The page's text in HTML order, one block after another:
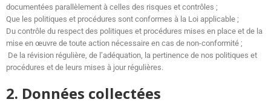
documentées parallèlement à celles des risques et contrôles ;
Que les politiques et procédures sont conformes à la Loi applicable ;
Du contrôle du respect des politiques et procédures mises en place et de la
mise en œuvre de toute action nécessaire en cas de non-conformité ;
De la révision régulière, de l’adéquation, la pertinence de nos politiques et
procédures et de leurs mises à jour régulières.
2. Données collectées